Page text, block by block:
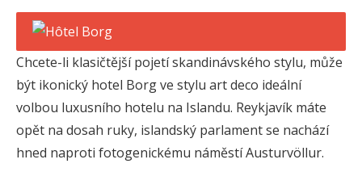
Chcete-li klasičtější pojetí skandinávského stylu, může
být ikonický hotel Borg ve stylu art deco ideální
volbou luxusního hotelu na Islandu. Reykjavík máte
opět na dosah ruky, islandský parlament se nachází
hned naproti fotogenickému náměstí Austurvöllur.